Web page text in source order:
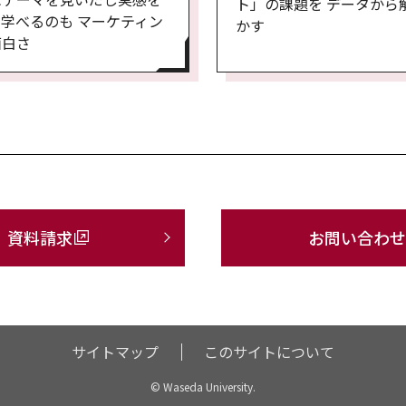
べるのも マーケティン
さ
かす
資料請求 お問い合わせ
サイトマップ このサイトについて
© Waseda University.